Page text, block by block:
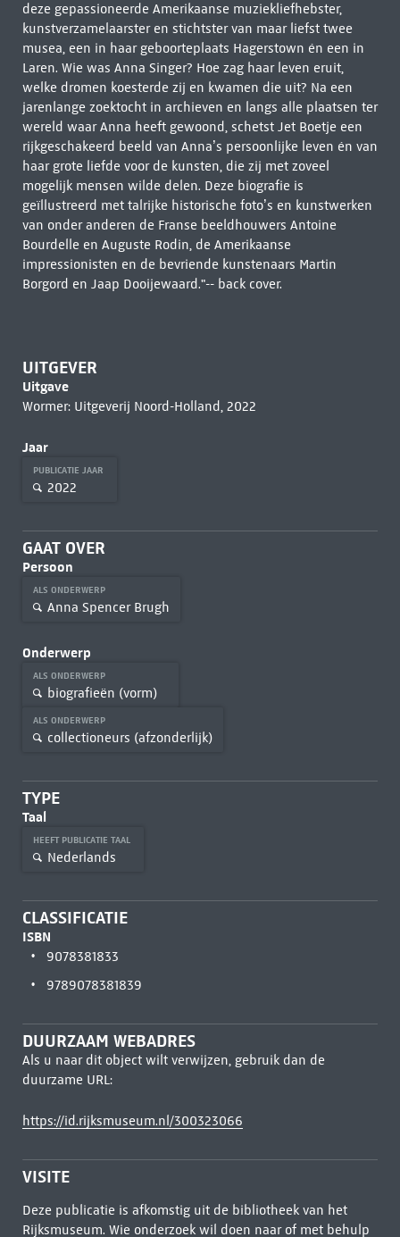
deze gepassioneerde Amerikaanse muziekliefhebster,
kunstverzamelaarster en stichtster van maar liefst twee
musea, een in haar geboorteplaats Hagerstown én een in
Laren. Wie was Anna Singer? Hoe zag haar leven eruit,
welke dromen koesterde zij en kwamen die uit? Na een
jarenlange zoektocht in archieven en langs alle plaatsen ter
wereld waar Anna heeft gewoond, schetst Jet Boetje een
rijkgeschakeerd beeld van Anna’s persoonlijke leven én van
haar grote liefde voor de kunsten, die zij met zoveel
mogelijk mensen wilde delen. Deze biografie is
geïllustreerd met talrijke historische foto’s en kunstwerken
van onder anderen de Franse beeldhouwers Antoine
Bourdelle en Auguste Rodin, de Amerikaanse
impressionisten en de bevriende kunstenaars Martin
Borgord en Jaap Dooijewaard."-- back cover.
UITGEVER
Uitgave
Wormer: Uitgeverij Noord-Holland, 2022
Jaar
PUBLICATIE JAAR
2022
GAAT OVER
Persoon
ALS ONDERWERP
Anna Spencer Brugh
Onderwerp
ALS ONDERWERP
biografieën (vorm)
ALS ONDERWERP
collectioneurs (afzonderlijk)
TYPE
Taal
HEEFT PUBLICATIE TAAL
Nederlands
CLASSIFICATIE
ISBN
9078381833
9789078381839
DUURZAAM WEBADRES
Als u naar dit object wilt verwijzen, gebruik dan de
duurzame URL:
https://id.rijksmuseum.nl/300323066
VISITE
Deze publicatie is afkomstig uit de bibliotheek van het
Rijksmuseum. Wie onderzoek wil doen naar of met behulp